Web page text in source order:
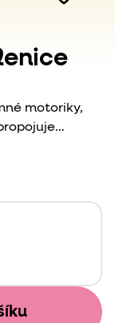
motoriky,
sklenice
na téma jaro